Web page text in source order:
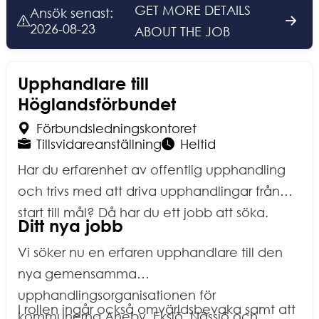
enlighet med utlänningsförordningen.
undanbeder oss bestämt kontakt med
mediesäljare, rekryteringssajter och liknande.
Ansök senast:
2026-08-23
GET MORE DETAILS
ABOUT THE JOB
Upphandlare till
Höglandsförbundet
Arbetsplats:
Förbundsledningskontoret
Anställningsform:
TillsvidareanställningOmfattning
Heltid
Har du erfarenhet av offentlig upphandling
och trivs med att driva upphandlingar från
start till mål? Då har du ett jobb att söka.
Ditt nya jobb
Vi söker nu en erfaren upphandlare till den
nya gemensamma
upphandlingsorganisationen för
I rollen ingår också omvärldsbevaka samt att